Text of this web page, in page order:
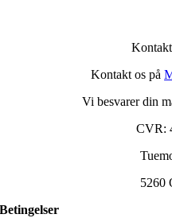
Kontakt os på
Vi besvarer din
CVR:
5260
Betingelser